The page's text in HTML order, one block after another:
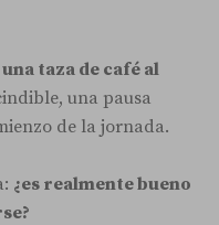
taza de café al
una pausa
de la jornada.
¿es realmente bueno